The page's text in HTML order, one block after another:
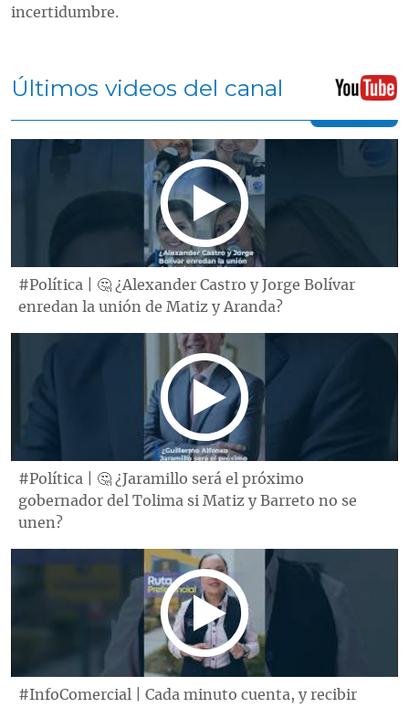
incertidumbre.
Últimos videos del canal
#Política | 🤔 ¿Alexander Castro y Jorge Bolívar
enredan la unión de Matiz y Aranda?
#Política | 🤔 ¿Jaramillo será el próximo
gobernador del Tolima si Matiz y Barreto no se
unen?
#InfoComercial | Cada minuto cuenta, y recibir